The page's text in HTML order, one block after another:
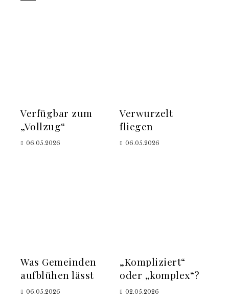
Verfügbar zum
„Vollzug“
06.05.2026
Verwurzelt
fliegen
06.05.2026
Was Gemeinden
aufblühen lässt
06.05.2026
„Kompliziert“
oder „komplex“?
02.05.2026